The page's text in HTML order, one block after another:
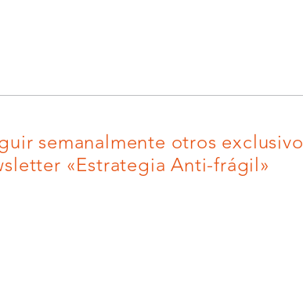
semanalmente otros
«Estrategia Anti-frágil»